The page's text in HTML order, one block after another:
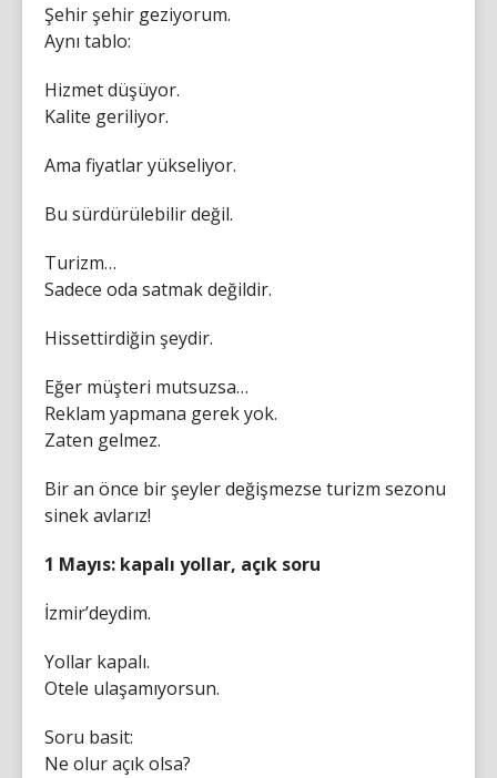
Şehir şehir geziyorum.
Aynı tablo:
Hizmet düşüyor.
Kalite geriliyor.
Ama fiyatlar yükseliyor.
Bu sürdürülebilir değil.
Turizm…
Sadece oda satmak değildir.
Hissettirdiğin şeydir.
Eğer müşteri mutsuzsa…
Reklam yapmana gerek yok.
Zaten gelmez.
Bir an önce bir şeyler değişmezse turizm sezonu
sinek avlarız!
1 Mayıs: kapalı yollar, açık soru
İzmir’deydim.
Yollar kapalı.
Otele ulaşamıyorsun.
Soru basit:
Ne olur açık olsa?